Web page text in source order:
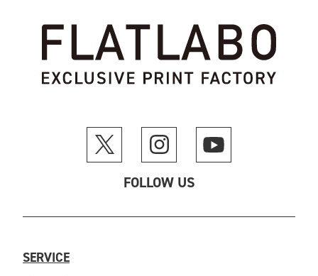
FOLLOW US
SERVICE